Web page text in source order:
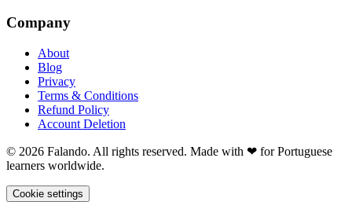
Company
About
Blog
Privacy
Terms & Conditions
Refund Policy
Account Deletion
© 2026 Falando. All rights reserved. Made with ❤ for Portuguese
learners worldwide.
Cookie settings